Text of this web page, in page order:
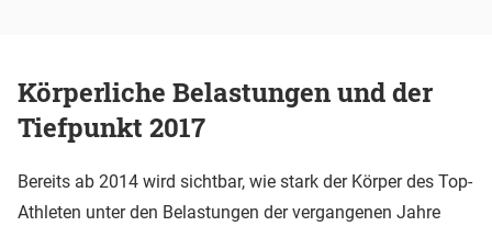
Körperliche Belastungen und der
Tiefpunkt 2017
Bereits ab 2014 wird sichtbar, wie stark der Körper des Top-
Athleten unter den Belastungen der vergangenen Jahre